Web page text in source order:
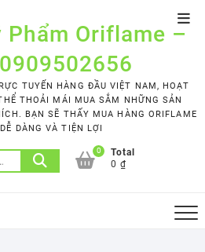
Phẩm Oriflame –
TUYẾN HÀNG ĐẦU VIỆT NAM, HOẠT
THOẢI MÁI MUA SẮM NHỮNG SẢN
BẠN SẼ THẤY MUA HÀNG ORIFLAME
DÀNG VÀ TIỆN LỢI
Tìm
kiếm:
0
Total
0 ₫